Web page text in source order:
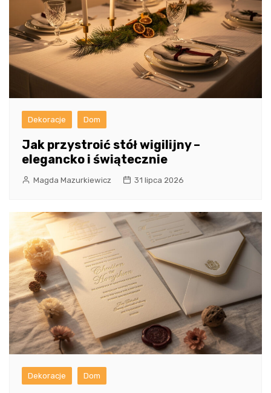
Dekoracje Dom
Jak przystroić stół wigilijny –
elegancko i świątecznie
Magda Mazurkiewicz 31 lipca 2026
Dekoracje Dom